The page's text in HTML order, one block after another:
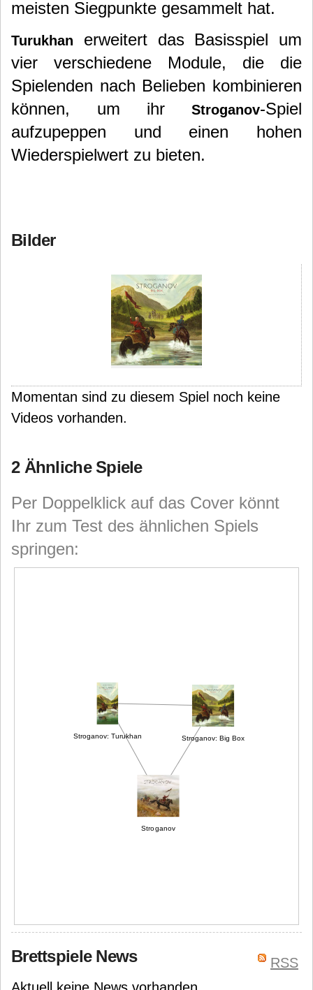
meisten Siegpunkte gesammelt hat.
Turukhan
erweitert das Basisspiel um
vier verschiedene Module, die die
Spielenden nach Belieben kombinieren
können, um ihr Stroganov-Spiel
aufzupeppen und einen hohen
Wiederspielwert zu bieten.
Bilder
Momentan sind zu diesem Spiel noch keine
Videos vorhanden.
2 Ähnliche Spiele
Per Doppelklick auf das Cover könnt
Ihr zum Test des ähnlichen Spiels
springen:
Stroganov
Stroganov: Big Box
Stroganov: Turukhan
RSS
Brettspiele News